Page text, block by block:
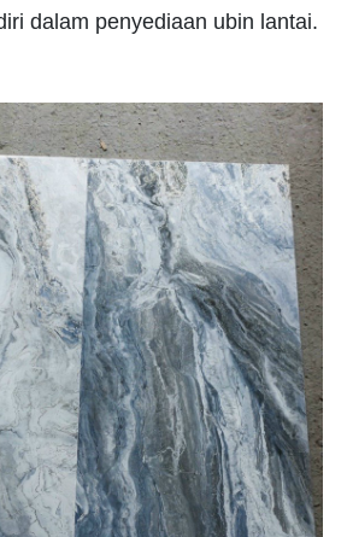
dalam penyediaan ubin lantai.